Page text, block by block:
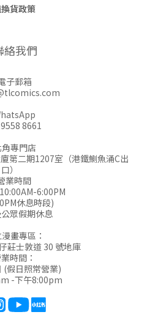
貨政策
絡我們
子郵箱
8661
專門店
第二期1207室（港鐵鰂魚涌C出
口）
業時間
6:00PM
休息時段)
眾假期休息
畫專區：
莊士敦道 30 號地庫
時間：
(假日照常營業)
-下午8:00pm